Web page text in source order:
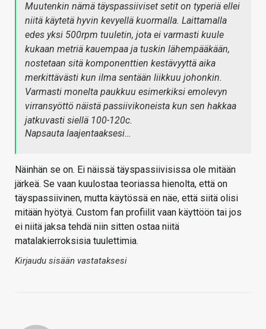
Muutenkin nämä täyspassiiviset setit on typeriä ellei
niitä käytetä hyvin kevyellä kuormalla. Laittamalla
edes yksi 500rpm tuuletin, jota ei varmasti kuule
kukaan metriä kauempaa ja tuskin lähempääkään,
nostetaan sitä komponenttien kestävyyttä aika
merkittävästi kun ilma sentään liikkuu johonkin.
Varmasti monelta paukkuu esimerkiksi emolevyn
virransyöttö näistä passiivikoneista kun sen hakkaa
jatkuvasti siellä 100-120c.
Napsauta laajentaaksesi…
Näinhän se on. Ei näissä täyspassiivisissa ole mitään
järkeä. Se vaan kuulostaa teoriassa hienolta, että on
täyspassiivinen, mutta käytössä en näe, että siitä olisi
mitään hyötyä. Custom fan profiilit vaan käyttöön tai jos
ei niitä jaksa tehdä niin sitten ostaa niitä
matalakierroksisia tuulettimia.
Kirjaudu sisään vastataksesi